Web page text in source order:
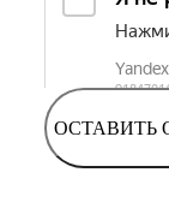
ОСТАВИТЬ